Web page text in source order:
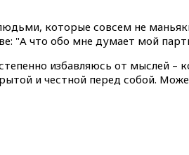
которые совсем не
"А что обо мне думает мой
избавляюсь от мыслей
и честной перед собой.